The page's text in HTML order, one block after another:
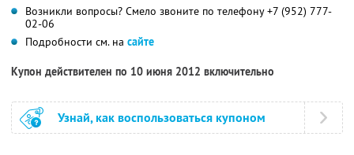
Возникли вопросы? Смело звоните по телефону +7 (952) 777-
02-06
Подробности см. на сайте
Купон действителен по 10 июня 2012 включительно
Узнай, как воспользоваться купоном